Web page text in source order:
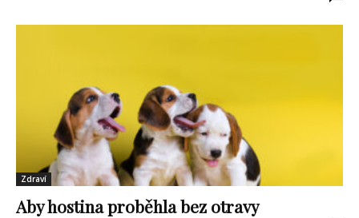
Zdraví
Aby hostina proběhla bez otravy